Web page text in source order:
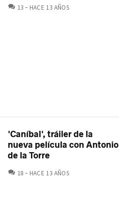
13 COMENTARIOS
HACE 13 AÑOS
'Caníbal', tráiler de la
nueva película con Antonio
de la Torre
18 COMENTARIOS
HACE 13 AÑOS